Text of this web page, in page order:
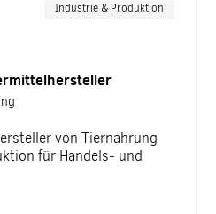
Industrie & Produktion
von Tiernahrung
für Handels- und